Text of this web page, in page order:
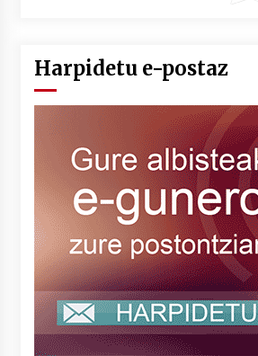
Harpidetu e-postaz